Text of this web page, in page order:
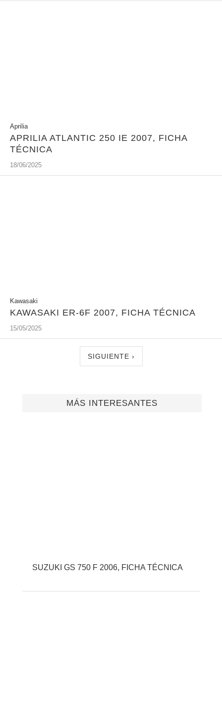
Aprilia
APRILIA ATLANTIC 250 IE 2007, FICHA
TÉCNICA
18/06/2025
Kawasaki
KAWASAKI ER-6F 2007, FICHA TÉCNICA
15/05/2025
SIGUIENTE ›
MÁS INTERESANTES
SUZUKI GS 750 F 2006, FICHA TÉCNICA